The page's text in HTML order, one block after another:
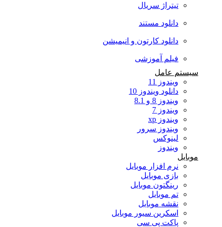
تیتراژ سریال
دانلود مستند
دانلود کارتون و انیمیشن
فیلم آموزشی
سیستم عامل
ویندوز 11
دانلود ویندوز 10
ویندوز 8 و 8.1
ویندوز 7
ویندوز xp
ویندوز سرور
لینوکس
ویندوز
موبایل
نرم افزار موبایل
بازی موبایل
رینگتون موبایل
تم موبایل
نقشه موبایل
اسکرین سیور موبایل
پاکت پی سی